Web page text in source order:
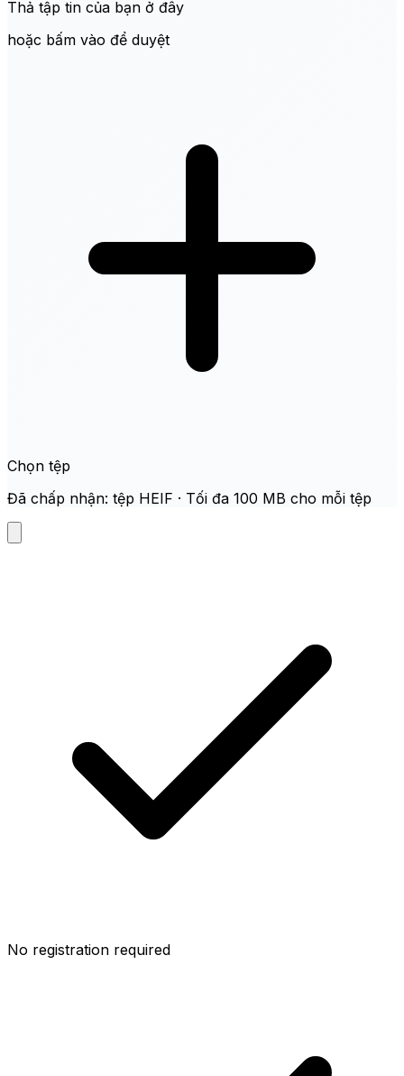
Thả tập tin của bạn ở đây
hoặc bấm vào để duyệt
Chọn tệp
Đã chấp nhận: tệp HEIF · Tối đa 100 MB cho mỗi tệp
No registration required